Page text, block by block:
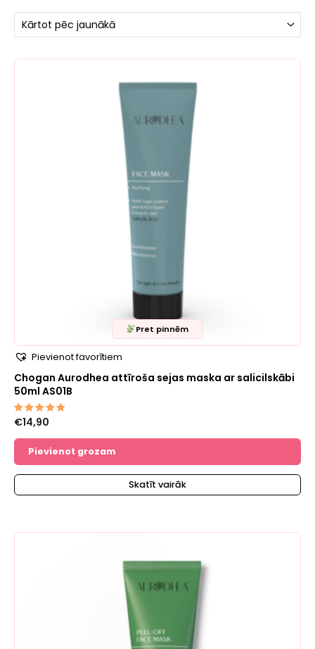
Pret pinnēm
Pievienot favorītiem
Chogan Aurodhea attīroša sejas maska ​​ar salicilskābi
50ml AS01B
Novērtēts
5.00
€14,90
Pievienot grozam
Skatīt vairāk